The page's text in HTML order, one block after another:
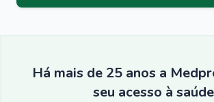
Há mais de 25 anos a
seu acesso à saúde